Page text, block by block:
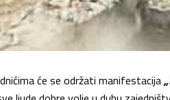
će se održati manifestacija